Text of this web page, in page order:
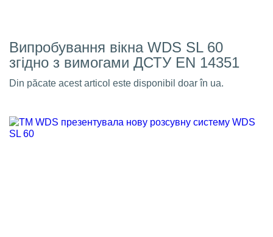
Випробування вікна WDS SL 60
згідно з вимогами ДСТУ EN 14351
Din păcate acest articol este disponibil doar în ua.